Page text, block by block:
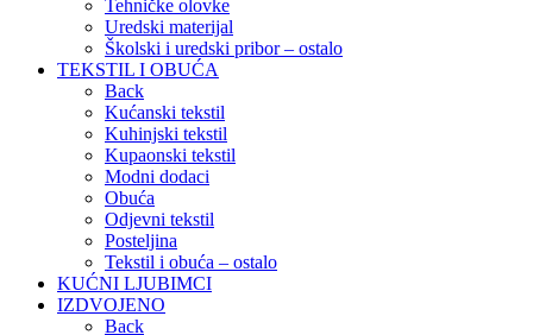
Tehničke olovke
Uredski materijal
Školski i uredski pribor – ostalo
TEKSTIL I OBUĆA
Back
Kućanski tekstil
Kuhinjski tekstil
Kupaonski tekstil
Modni dodaci
Obuća
Odjevni tekstil
Posteljina
Tekstil i obuća – ostalo
KUĆNI LJUBIMCI
IZDVOJENO
Back